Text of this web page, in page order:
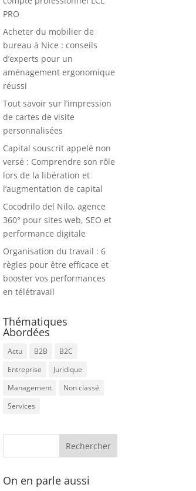
PRO
Acheter du mobilier de
bureau à Nice : conseils
d’experts pour un
aménagement ergonomique
réussi
Tout savoir sur l’impression
de cartes de visite
personnalisées
Capital souscrit appelé non
versé : Comprendre son rôle
lors de la libération et
l’augmentation de capital
Cocodrilo del Nilo, agence
360° pour sites web, SEO et
performance digitale
Organisation du travail : 6
règles pour être efficace et
booster vos performances
en télétravail
Thématiques
Abordées
Actu B2B
B2C
Entreprise
Juridique
Management
Non classé
Services
On en parle aussi